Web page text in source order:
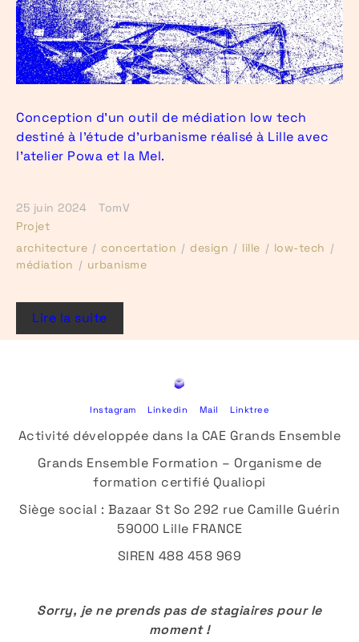
Conception d’un outil de médiation low tech
destiné à l’étude d’urbanisme réalisé à Lille avec
l’atelier Powa et la Mel.
25 juin 2024
TomV
Projet
architecture
concertation design lille
low-tech
médiation
urbanisme
Lire la suite
Instagram Linkedin Mail Linktree
Activité développée dans la CAE Grands Ensemble
Grands Ensemble Formation – Organisme de
formation certifié Qualiopi
Siège social : Bazaar St So 292 rue Camille Guérin
59000 Lille FRANCE
SIREN 488 458 969
Sorry, je ne prends pas de stagiaires pour le
moment !